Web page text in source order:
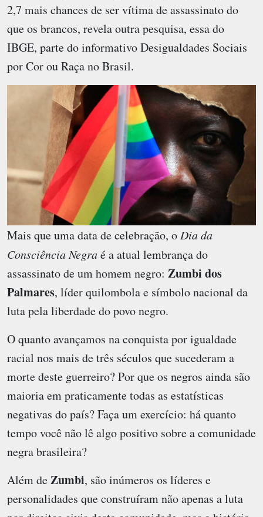
2,7 mais chances de ser vítima de assassinato do
que os brancos, revela outra pesquisa, essa do
IBGE, parte do informativo Desigualdades Sociais
por Cor ou Raça no Brasil.
Mais que uma data de celebração, oDia da
Consciência Negraé a atual lembrança do
assassinato de um homem negro: Zumbi dos
Palmares, líder quilombola e símbolo nacional da
luta pela liberdade do povo negro.
O quanto avançamos na conquista por igualdade
racial nos mais de três séculos que sucederam a
morte deste guerreiro? Por que os negros ainda são
maioria em praticamente todas as estatísticas
negativas do país? Faça um exercício: há quanto
tempo você não lê algo positivo sobre a comunidade
negra brasileira?
Além deZumbi, são inúmeros os líderes e
personalidades que construíram não apenas a luta